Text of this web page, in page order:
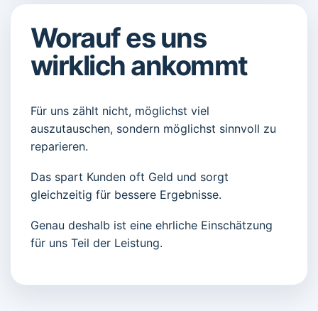
Worauf es uns
wirklich ankommt
Für uns zählt nicht, möglichst viel
auszutauschen, sondern möglichst sinnvoll zu
reparieren.
Das spart Kunden oft Geld und sorgt
gleichzeitig für bessere Ergebnisse.
Genau deshalb ist eine ehrliche Einschätzung
für uns Teil der Leistung.